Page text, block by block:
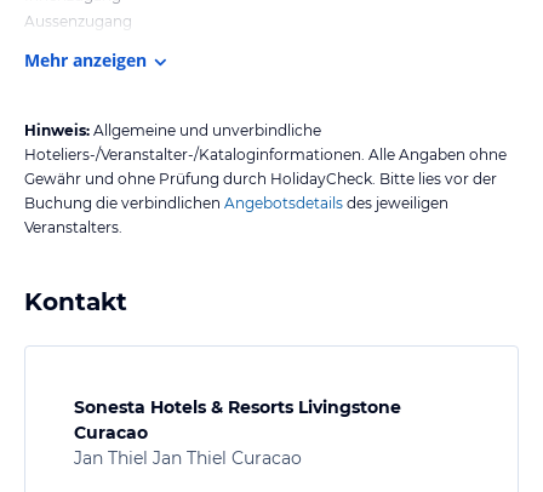
Aussenzugang
Mehr anzeigen
Hinweis: Allgemeine und unverbindliche
Hoteliers-/Veranstalter-/Kataloginformationen. Alle Angaben ohne
Gewähr und ohne Prüfung durch HolidayCheck. Bitte lies vor der
Buchung die verbindlichen Angebotsdetails des jeweiligen
Veranstalters.
Kontakt
Sonesta Hotels & Resorts Livingstone
Curacao
Jan Thiel Jan Thiel Curacao